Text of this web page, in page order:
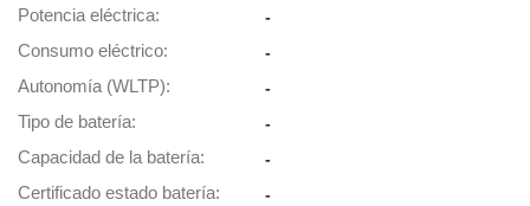
Potencia eléctrica -
Consumo eléctrico -
Autonomía (WLTP) -
Tipo de batería -
Capacidad de la batería -
Certificado estado batería -